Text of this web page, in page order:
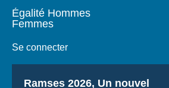
Égalité Hommes
Femmes
Se connecter
Titre
Ramses 2026, Un nouvel